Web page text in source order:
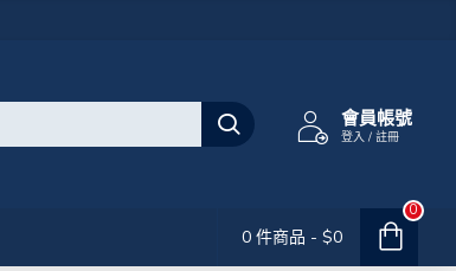
會員帳號
登入 / 註冊
0 件商品 - $0
0